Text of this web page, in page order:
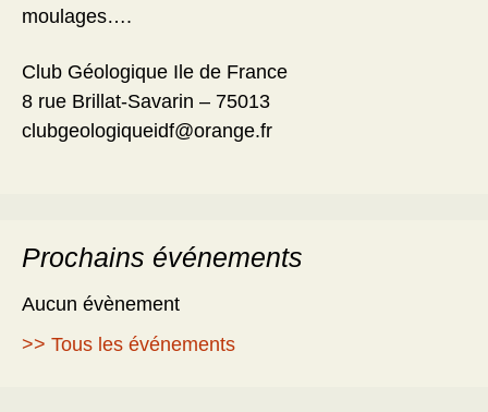
moulages….
Club Géologique Ile de France
8 rue Brillat-Savarin – 75013
clubgeologiqueidf@orange.fr
Prochains événements
Aucun évènement
>> Tous les événements